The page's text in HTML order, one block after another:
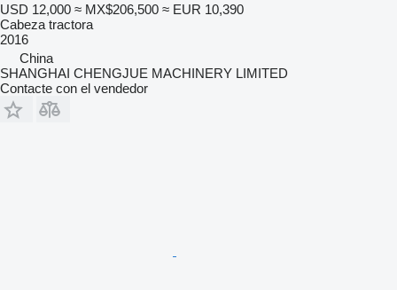
USD 12,000 ≈ MX$206,500 ≈ EUR 10,390
Cabeza tractora
2016
China
SHANGHAI CHENGJUE MACHINERY LIMITED
Contacte con el vendedor